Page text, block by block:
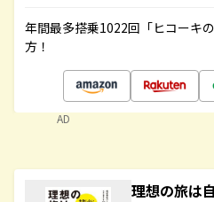
年間最多搭乗1022回「ヒコーキ
方！
AD
理想の旅は